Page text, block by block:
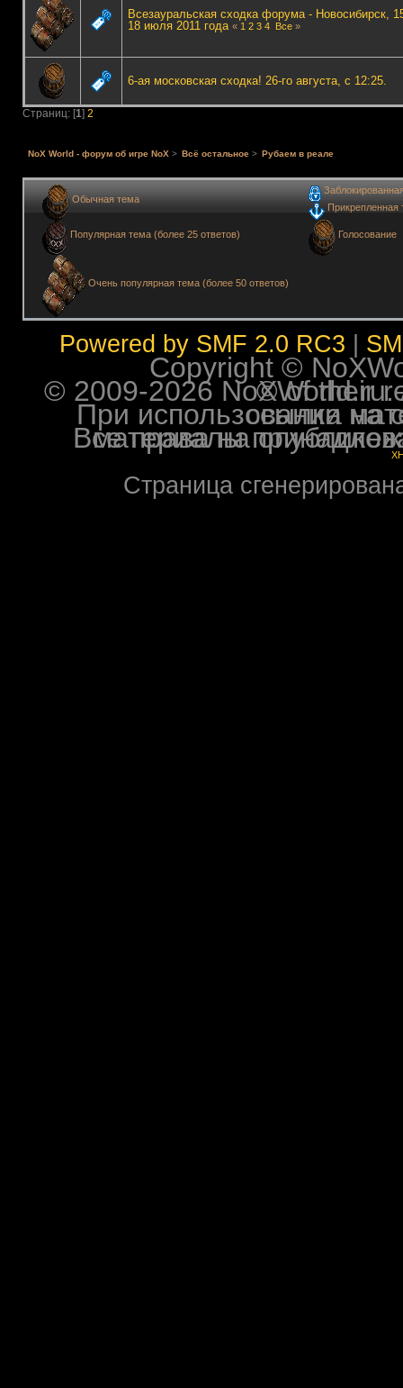
Всезауральская сходка форума - Новосибирск,
18 июля 2011 года « 1 2 3 4 Все»
6-ая московская сходка! 26-го августа, с 12:25.
Страниц: [1] 2
NoX World - форум об игре NoX> Всё остальное > Рубаем в реале
Обычная тема
Популярная тема (более 25 ответов)
Очень популярная тема (более 50 ответов)
Прикрепленная
Голосование
Powered by SMF 2.0 RC3
Copyright ©
© 2009-2026 NoXWorld.ru. All
При использовании
Все права на опубликованные на форуме
Страница